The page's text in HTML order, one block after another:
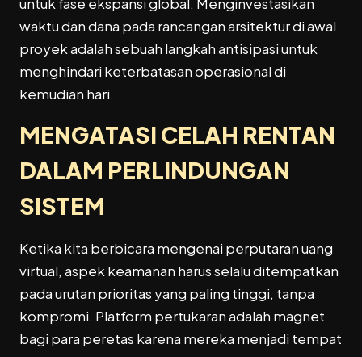
waktu dan dana pada rancangan arsitektur di awal
proyek adalah sebuah langkah antisipasi untuk
menghindari keterbatasan operasional di
kemudian hari.
MENGATASI CELAH RENTAN
DALAM PERLINDUNGAN
SISTEM
Ketika kita berbicara mengenai perputaran uang
virtual, aspek keamanan harus selalu ditempatkan
pada urutan prioritas yang paling tinggi, tanpa
kompromi. Platform pertukaran adalah magnet
bagi para peretas karena mereka menjadi tempat